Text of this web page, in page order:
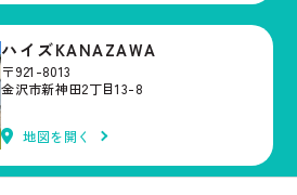
ハイズKANAZAWA
〒921-8013
金沢市新神田2丁目13-8
地図を開く